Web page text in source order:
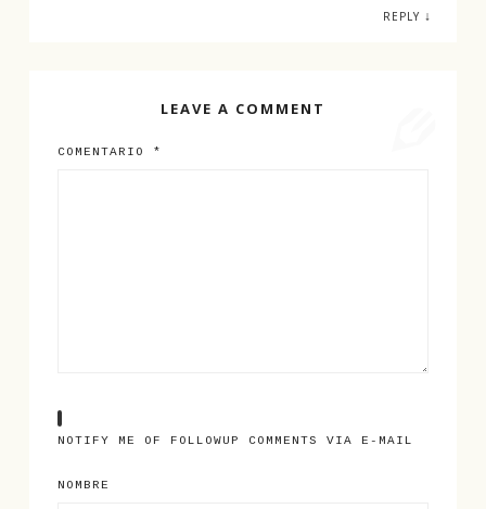
REPLY ↓
LEAVE A COMMENT
COMENTARIO *
NOTIFY ME OF FOLLOWUP COMMENTS VIA E-MAIL
NOMBRE